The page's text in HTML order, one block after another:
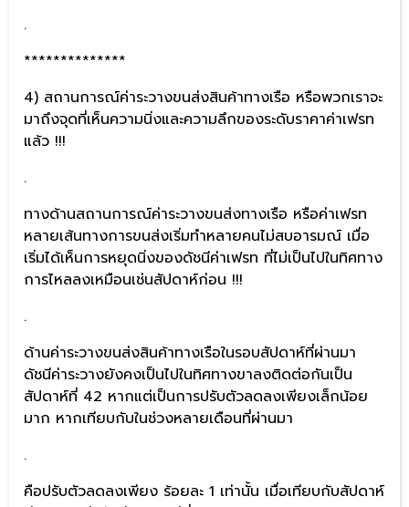
.
**************
4) สถานการณ์ค่าระวางขนส่งสินค้าทางเรือ หรือพวกเราจะ
มาถึงจุดที่เห็นความนิ่งและความลึกของระดับราคาค่าเฟรท
แล้ว !!!
.
ทางด้านสถานการณ์ค่าระวางขนส่งทางเรือ หรือค่าเฟรท
หลายเส้นทางการขนส่งเริ่มทำหลายคนไม่สบอารมณ์ เมื่อ
เริ่มได้เห็นการหยุดนิ่งของดัชนีค่าเฟรท ที่ไม่เป็นไปในทิศทาง
การไหลลงเหมือนเช่นสัปดาห์ก่อน !!!
.
ด้านค่าระวางขนส่งสินค้าทางเรือในรอบสัปดาห์ที่ผ่านมา
ดัชนีค่าระวางยังคงเป็นไปในทิศทางขาลงติดต่อกันเป็น
สัปดาห์ที่ 42 หากแต่เป็นการปรับตัวลดลงเพียงเล็กน้อย
มาก หากเทียบกับในช่วงหลายเดือนที่ผ่านมา
.
คือปรับตัวลดลงเพียง ร้อยละ 1 เท่านั้น เมื่อเทียบกับสัปดาห์